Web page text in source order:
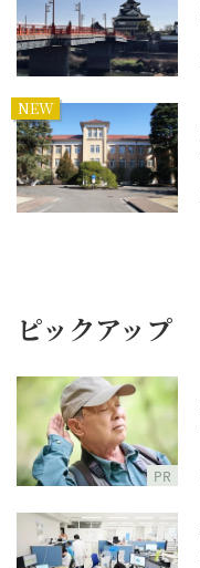
NEW
ピックアップ
PR